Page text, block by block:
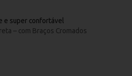
e super confortável
– com Braços Cromados